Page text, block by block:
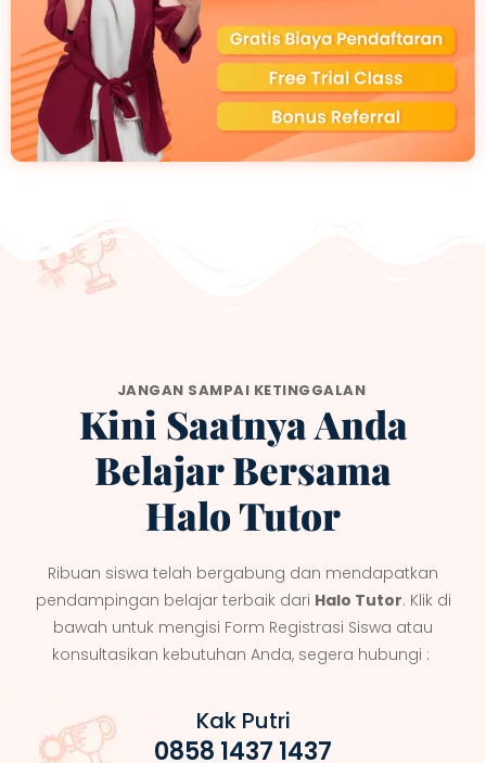
JANGAN SAMPAI KETINGGALAN
Kini Saatnya Anda
Belajar Bersama
Halo Tutor
Ribuan siswa telah bergabung dan mendapatkan
pendampingan belajar terbaik dari Halo Tutor. Klik di
bawah untuk mengisi Form Registrasi Siswa atau
konsultasikan kebutuhan Anda, segera hubungi :
Kak Putri
0858 1437 1437